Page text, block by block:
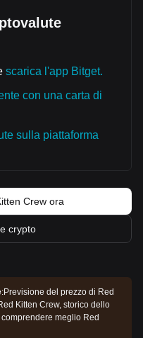
scarica l'app Bitget.
con una carta di
sulla piattaforma
Crew ora
crypto
Previsione del prezzo di Red
Kitten Crew, storico dello
meglio Red